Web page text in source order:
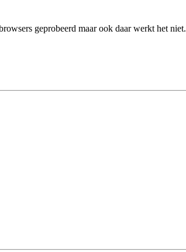
geprobeerd maar ook daar werkt het niet.